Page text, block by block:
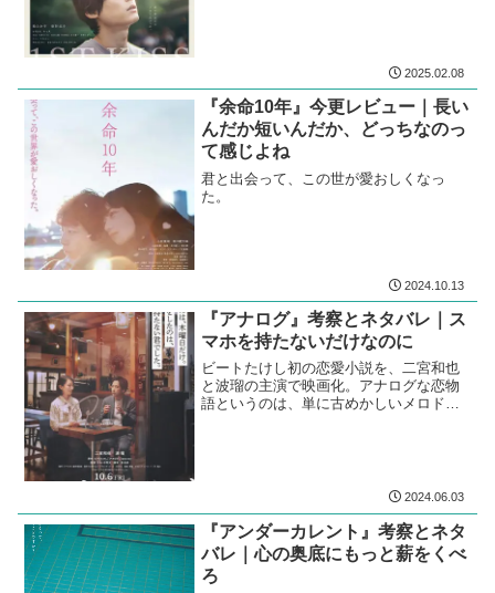
2025.02.08
『余命10年』今更レビュー｜長い
んだか短いんだか、どっちなのっ
て感じよね
君と出会って、この世が愛おしくなっ
た。
2024.10.13
『アナログ』考察とネタバレ｜ス
マホを持たないだけなのに
ビートたけし初の恋愛小説を、二宮和也
と波瑠の主演で映画化。アナログな恋物
語というのは、単に古めかしいメロドラ
2024.06.03
『アンダーカレント』考察とネタ
バレ｜心の奥底にもっと薪をくべ
ろ